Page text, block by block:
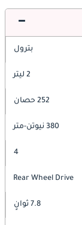
بترول
2 ليتر
252 حصان
380 نيوتن-متر
4
Rear Wheel Drive
7.8 ثوانٍ